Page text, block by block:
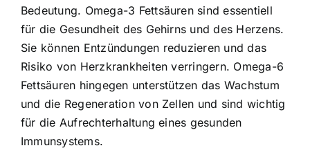
Bedeutung. Omega-3 Fettsäuren sind essentiell
für die Gesundheit des Gehirns und des Herzens.
Sie können Entzündungen reduzieren und das
Risiko von Herzkrankheiten verringern. Omega-6
Fettsäuren hingegen unterstützen das Wachstum
und die Regeneration von Zellen und sind wichtig
für die Aufrechterhaltung eines gesunden
Immunsystems.